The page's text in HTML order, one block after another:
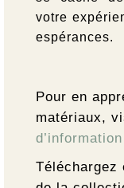
votre
espérances.
Pour en
matériaux,
d’information
Téléchargez